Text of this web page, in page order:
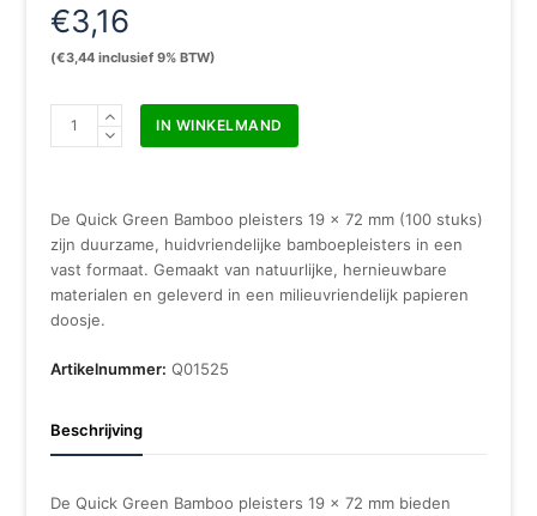
€3,16
(€3,44 inclusief 9% BTW)
19
x
72
mm
(100
aantal
IN WINKELMAND
De Quick Green Bamboo pleisters 19 x 72 mm (100 stuks)
zijn duurzame, huidvriendelijke bamboepleisters in een
vast formaat. Gemaakt van natuurlijke, hernieuwbare
materialen en geleverd in een milieuvriendelijk papieren
doosje.
Artikelnummer: Q01525
Beschrijving
De Quick Green Bamboo pleisters 19 x 72 mm bieden